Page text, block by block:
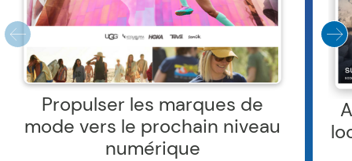
Propulser les marques de
mode vers le prochain niveau
numérique